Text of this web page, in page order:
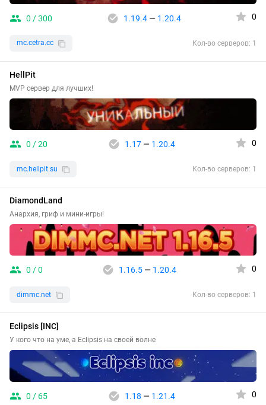
0 / 300 1.19.4— 1.20.4 0
mc.cetra.cc Кол-во серверов: 1
HellPit
MVP сервер для лучших!
0 / 20 1.17— 1.20.4 0
mc.hellpit.su Кол-во серверов: 1
DiamondLand
Анархия, гриф и мини-игры!
0 / 0 1.16.5— 1.20.4 0
dimmc.net Кол-во серверов: 1
Eclipsis [INC]
У кого что на уме, а Eclipsis на своей волне
0 / 65 1.18 — 1.21.4 0